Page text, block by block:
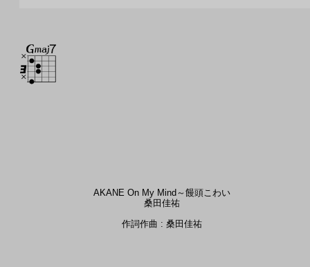
AKANE On My Mind～饅頭こわい
桑田佳祐
作詞作曲 : 桑田佳祐